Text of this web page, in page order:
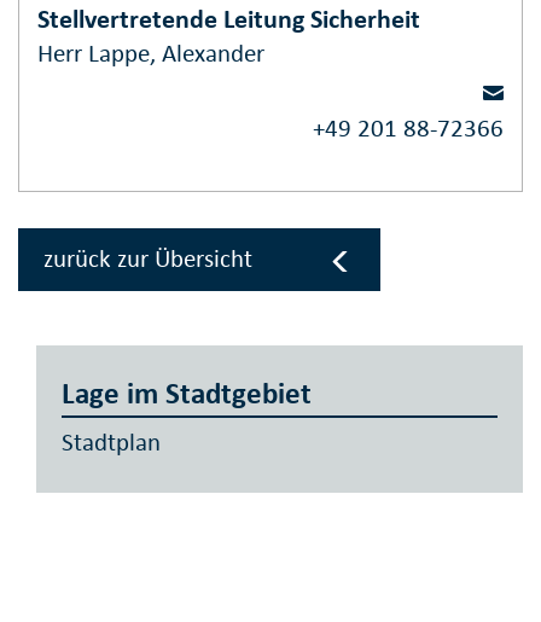
Stellvertretende Leitung Sicherheit
Herr Lappe, Alexander
+49 201 88-72366
zurück zur Übersicht
Lage im Stadtgebiet
Stadtplan